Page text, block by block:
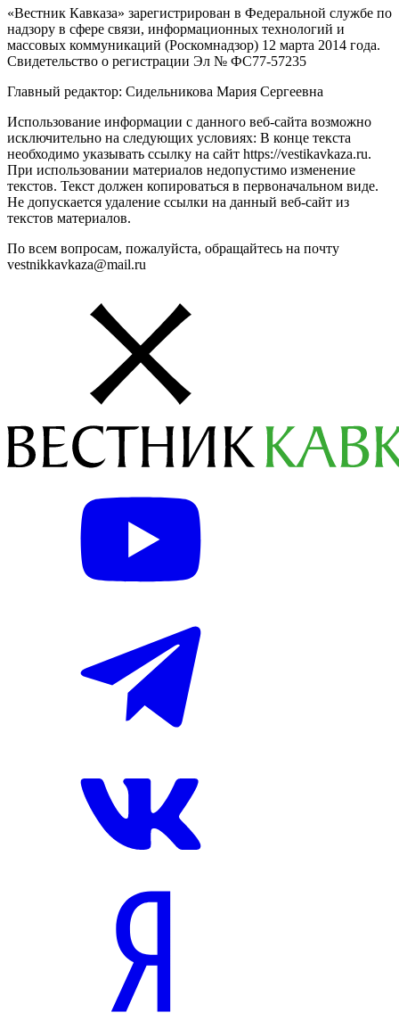
«Вестник Кавказа» зарегистрирован в Федеральной службе по
надзору в сфере связи, информационных технологий и
массовых коммуникаций (Роскомнадзор) 12 марта 2014 года.
Свидетельство о регистрации Эл № ФС77-57235
Главный редактор: Сидельникова Мария Сергеевна
Использование информации с данного веб-сайта возможно
исключительно на следующих условиях: В конце текста
необходимо указывать ссылку на сайт https://vestikavkaza.ru.
При использовании материалов недопустимо изменение
текстов. Текст должен копироваться в первоначальном виде.
Не допускается удаление ссылки на данный веб-сайт из
текстов материалов.
По всем вопросам, пожалуйста, обращайтесь на почту
vestnikkavkaza@mail.ru